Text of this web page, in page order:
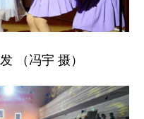
（冯宇 摄）